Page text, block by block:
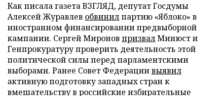
Как писала газета ВЗГЛЯД, депутат Госдумы
Алексей Журавлев обвинилпартию «Яблоко» в
иностранном финансировании предвыборной
кампании. Сергей Миронов призвалМинюст и
Генпрокуратуру проверить деятельность этой
политической силы перед парламентскими
выборами. Ранее Совет Федерациивыявил
активную подготовку западных стран к
вмешательству в российские избирательные